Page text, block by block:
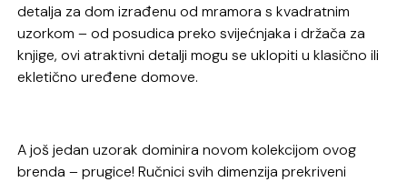
detalja za dom izrađenu od mramora s kvadratnim
uzorkom – od posudica preko svijećnjaka i držača za
knjige, ovi atraktivni detalji mogu se uklopiti u klasično ili
ekletično uređene domove.
A još jedan uzorak dominira novom kolekcijom ovog
brenda – prugice! Ručnici svih dimenzija prekriveni